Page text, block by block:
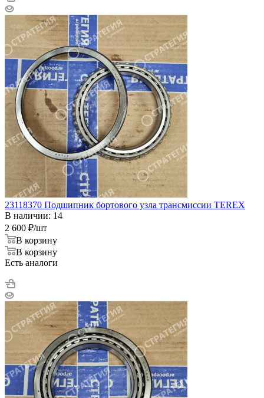
23118370 Подшипник бортового узла трансмиссии TEREX
В наличии: 14
2 600 ₽/шт
В корзину
В корзину
Есть аналоги